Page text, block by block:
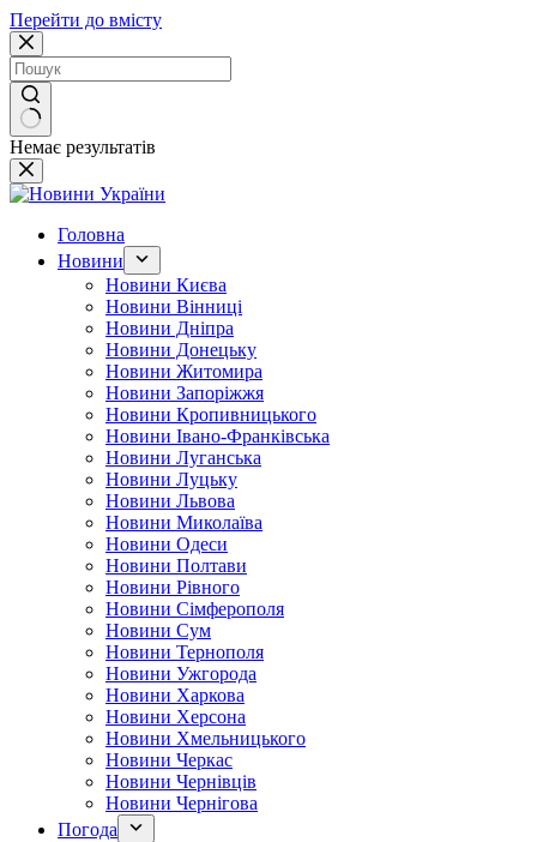
Перейти до вмісту
Немає результатів
Головна
Новини
Новини Києва
Новини Вінниці
Новини Дніпра
Новини Донецьку
Новини Житомира
Новини Запоріжжя
Новини Кропивницького
Новини Івано-Франківська
Новини Луганська
Новини Луцьку
Новини Львова
Новини Миколаїва
Новини Одеси
Новини Полтави
Новини Рівного
Новини Сімферополя
Новини Сум
Новини Тернополя
Новини Ужгорода
Новини Харкова
Новини Херсона
Новини Хмельницького
Новини Черкас
Новини Чернівців
Новини Чернігова
Погода